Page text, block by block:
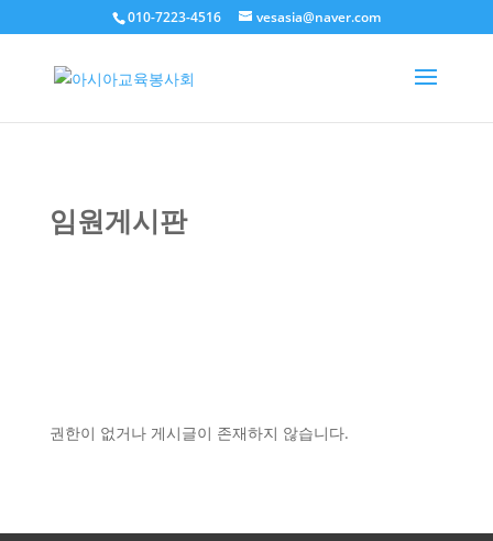
010-7223-4516 vesasia@naver.com
임원게시판
권한이 없거나 게시글이 존재하지 않습니다.